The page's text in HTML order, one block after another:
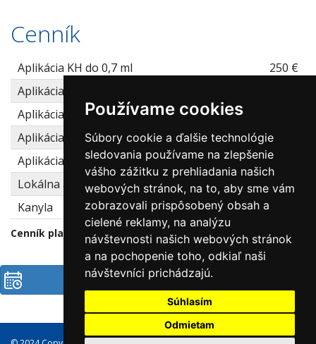
Používame cookies
Súbory cookie a ďalšie technológie
sledovania používame na zlepšenie
vášho zážitku z prehliadania našich
webových stránok, na to, aby sme vám
zobrazovali prispôsobený obsah a
cielené reklamy, na analýzu
návštevnosti našich webových stránok
a na pochopenie toho, odkiaľ naši
návštevníci prichádzajú.
Súhlasím
Odmietam
Cenník
Aplikácia KH do 0,7 ml
250 €
Aplikácia KH do 1 ml
Aplikácia KH do 1,2 ml
Aplikácia KH kruhy pod očami do 1 ml
250 €
Aplikácia KH na jazvy podľa objemu
od 60 €
Lokálna anestéza krém
20 €
Kanyla
Cenník platný od 3.1.2026
Objednať